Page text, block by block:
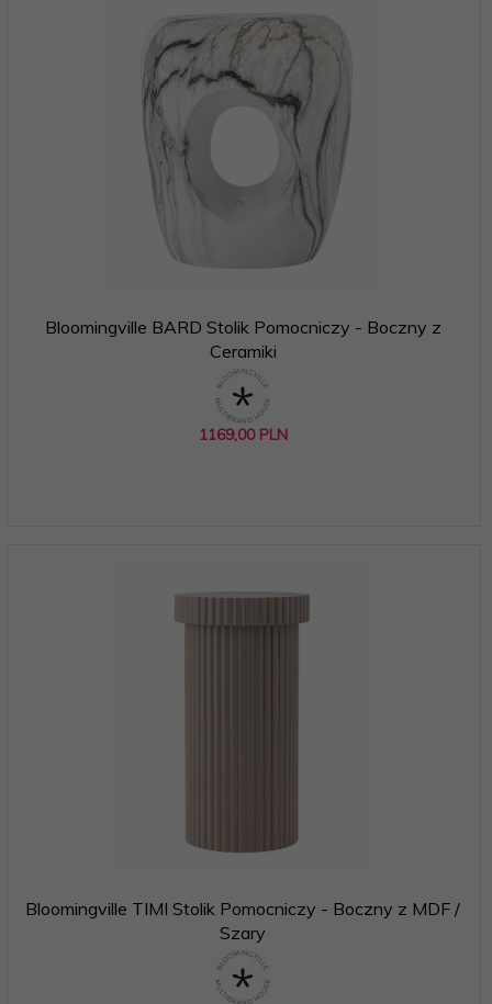
Bloomingville BARD Stolik Pomocniczy - Boczny z
Ceramiki
1169,00 PLN
Bloomingville TIMI Stolik Pomocniczy - Boczny z MDF /
Szary